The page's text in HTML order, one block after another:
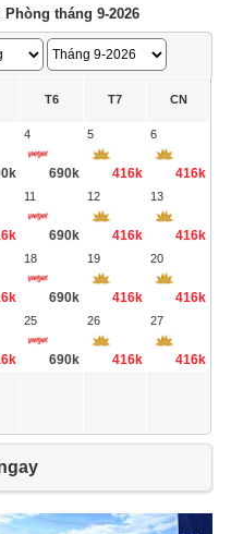
tháng 9-2026
T6 T7 CN
4
690k
5
416k
6
416k
11
690k
12
416k
13
416k
18
690k
19
416k
20
416k
25
690k
26
416k
27
416k